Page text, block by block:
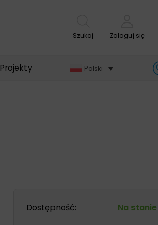
Szukaj Zaloguj się
Projekty Polski
Dostępność:
Na stanie